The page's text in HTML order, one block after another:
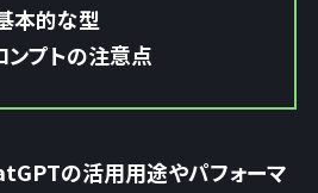
本的な型
プトの注意点
の活用用途やパフォーマ